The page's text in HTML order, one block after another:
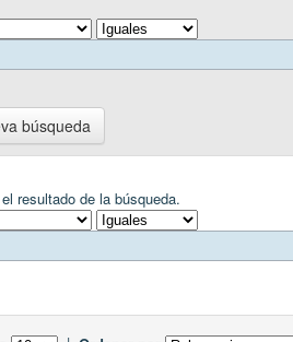
búsqueda
resultado de la búsqueda.